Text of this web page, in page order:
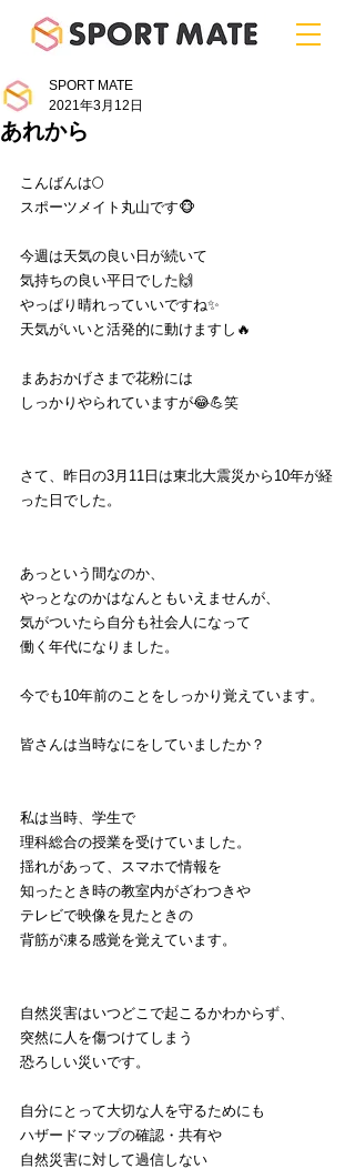
あれから
SPORT MATE
2021年3月12日
こんばんは🌕
スポーツメイト丸山です🐵
今週は天気の良い日が続いて
気持ちの良い平日でした🙌
やっぱり晴れっていいですね✨
天気がいいと活発的に動けますし🔥
まあおかげさまで花粉には
しっかりやられていますが😂💪笑
さて、昨日の3月11日は東北大震災から10年が経
った日でした。
あっという間なのか、
やっとなのかはなんともいえませんが、
気がついたら自分も社会人になって
働く年代になりました。
今でも10年前のことをしっかり覚えています。
皆さんは当時なにをしていましたか？
私は当時、学生で
理科総合の授業を受けていました。
揺れがあって、スマホで情報を
知ったとき時の教室内がざわつきや
テレビで映像を見たときの
背筋が凍る感覚を覚えています。
自然災害はいつどこで起こるかわからず、
突然に人を傷つけてしまう
恐ろしい災いです。
自分にとって大切な人を守るためにも
ハザードマップの確認・共有や
自然災害に対して過信しない